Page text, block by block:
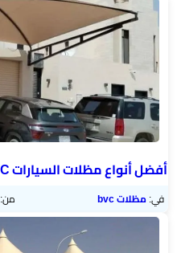
الخميس
تركيب
سواتر
الخميس
مظلات
برجولات
حدائق
▼
أفضل أنواع مظلات السيارات PVC: الجودة والمتانة في خدمتك
في:مظلات bvc من: